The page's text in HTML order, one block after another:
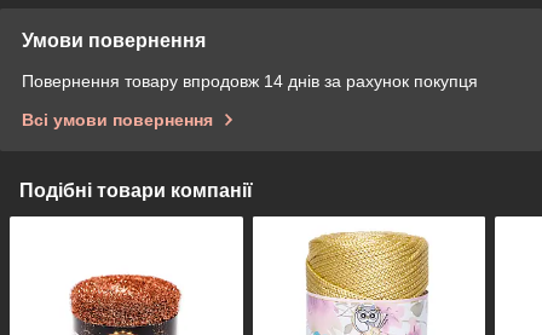
Умови повернення
Повернення товару впродовж 14 днів за рахунок покупця
Всі умови повернення
Подібні товари компанії